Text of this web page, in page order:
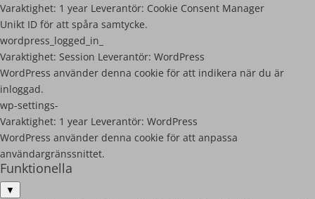
Varaktighet: 1 year Leverantör: Cookie Consent Manager
Unikt ID för att spåra samtycke.
wordpress_logged_in_
Varaktighet: Session Leverantör: WordPress
WordPress använder denna cookie för att indikera när du är
inloggad.
wp-settings-
Varaktighet: 1 year Leverantör: WordPress
WordPress använder denna cookie för att anpassa
användargränssnittet.
Funktionella
▼